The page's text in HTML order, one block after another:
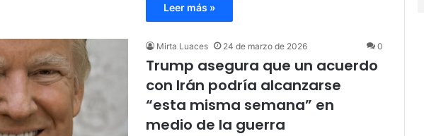
Leer más »
Mirta Luaces 24 de marzo de 2026 0
Trump asegura que un acuerdo
con Irán podría alcanzarse
“esta misma semana” en
medio de la guerra